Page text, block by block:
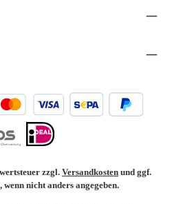
zzgl.Versandkosten und ggf.
nicht anders angegeben.